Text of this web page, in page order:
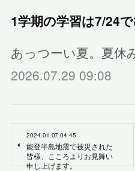
あっつーい夏。夏休
2026.07.29 09:08
2024.01.07 04:45
能登半島地震で被災された
皆様、こころよりお見舞い
申し上げます。